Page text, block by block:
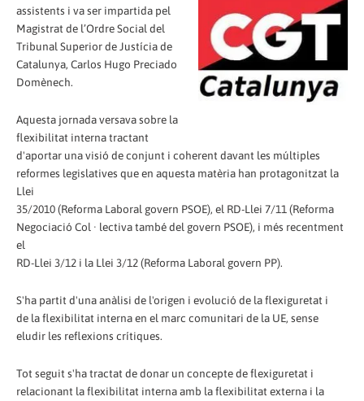
assistents i va ser impartida pel
Magistrat de l’Ordre Social del
Tribunal Superior de Justícia de
Catalunya, Carlos Hugo Preciado
Domènech.
Aquesta jornada versava sobre la
flexibilitat interna tractant
d'aportar una visió de conjunt i coherent davant les múltiples
reformes legislatives que en aquesta matèria han protagonitzat la
Llei
35/2010 (Reforma Laboral govern PSOE), el RD-Llei 7/11 (Reforma
Negociació Col · lectiva també del govern PSOE), i més recentment
el
RD-Llei 3/12 i la Llei 3/12 (Reforma Laboral govern PP).
S'ha partit d'una anàlisi de l'origen i evolució de la flexiguretat i
de la flexibilitat interna en el marc comunitari de la UE, sense
eludir les reflexions crítiques.
Tot seguit s'ha tractat de donar un concepte de flexiguretat i
relacionant la flexibilitat interna amb la flexibilitat externa i la